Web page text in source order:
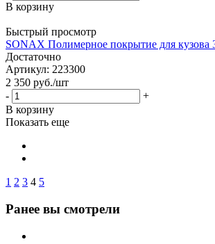
В корзину
Быстрый просмотр
SONAX Полимерное покрытие для кузова
Достаточно
Артикул: 223300
2 350 руб./шт
-
+
В корзину
Показать еще
1 2 3 4 5
Ранее вы смотрели